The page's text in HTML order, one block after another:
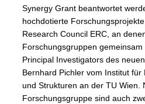
Synergy Grant beantwortet
hochdotierte
Research Council ERC, an
Forschungsgruppen
Principal Investigators des
Bernhard Pichler vom Institut
und Strukturen an der TU Wien.
Forschungsgruppe sind auch